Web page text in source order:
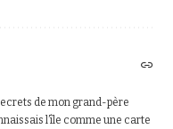
de mon grand-père
l’île comme une carte